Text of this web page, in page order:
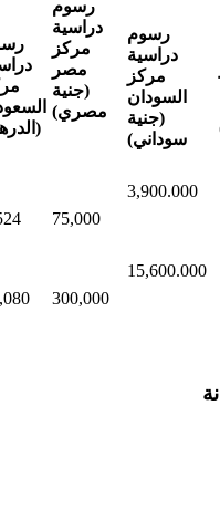
رسوم
دراسية
مركز
مصر
(جنية
مصري)
رسوم
دراسية
مركز
السودان
(جنية
سوداني)
75,000
3,900.000
300,000
15,600.000